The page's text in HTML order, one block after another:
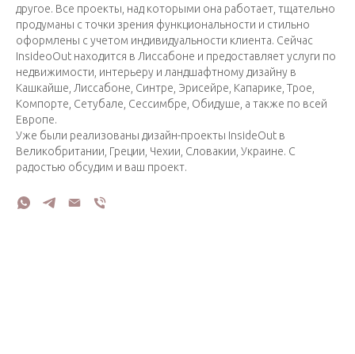
другое. Все проекты, над которыми она работает, тщательно
продуманы с точки зрения функциональности и стильно
оформлены с учетом индивидуальности клиента. Сейчас
InsideoOut находится в Лиссабоне и предоставляет услуги по
недвижимости, интерьеру и ландшафтному дизайну в
Кашкайше, Лиссабоне, Синтре, Эрисейре, Капарике, Трое,
Компорте, Сетубале, Сессимбре, Обидуше, а также по всей
Европе.
Уже были реализованы дизайн-проекты InsideOut в
Великобритании, Греции, Чехии, Словакии, Украине. С
радостью обсудим и ваш проект.